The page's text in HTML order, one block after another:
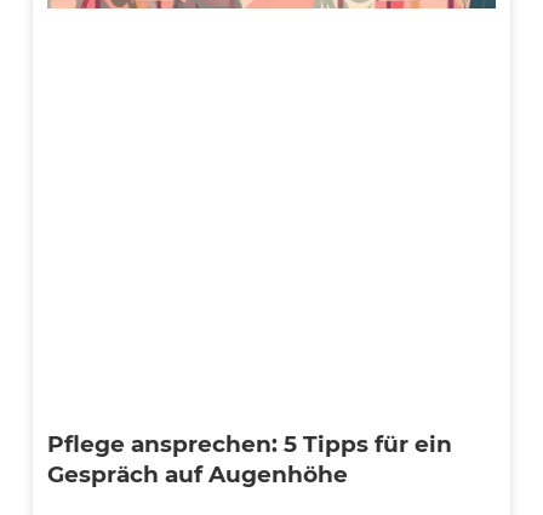
Pflege ansprechen: 5 Tipps für ein
Gespräch auf Augenhöhe